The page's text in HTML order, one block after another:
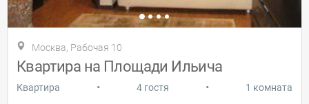
Москва, Рабочая 10
Квартира на Площади Ильича
Квартира • 4 гостя • 1 комната